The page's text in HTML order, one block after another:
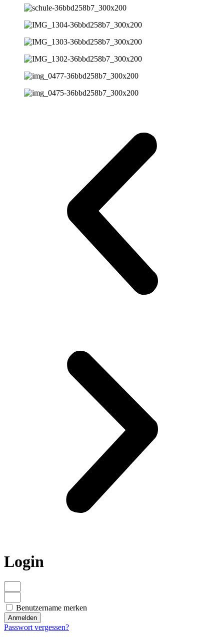
Login
Benutzername merken
Anmelden
Passwort vergessen?